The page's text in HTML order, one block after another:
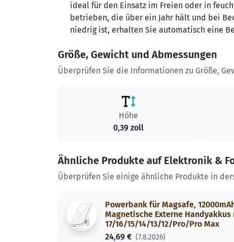
ideal für den Einsatz im Freien oder in
betrieben, die über ein Jahr hält und bei
niedrig ist, erhalten Sie automatisch eine
Größe, Gewicht und Abmessungen
Überprüfen Sie die Informationen zu Größe,
Höhe
0,39 zoll
Ähnliche Produkte auf Elektronik &
Überprüfen Sie einige ähnliche Produkte in
Powerbank für Magsafe,
Magnetische Externe Handyakkus
17/16/15/14/13/12/Pro/Pro Max
24,69 € (7.8.2026)